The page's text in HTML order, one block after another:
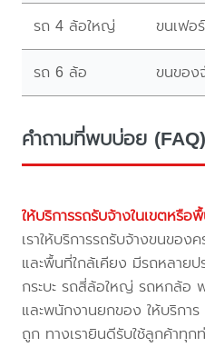
รถ 4 ล้อใหญ่ ขนเฟอ
รถ 6 ล้อ ขนของ
คำถามที่พบบ่อย (FAQ)
ให้บริการรถรับจ้างในเขตหรื
เราให้บริการรถรับจ้างขนขอ
และพื้นที่ใกล้เคียง มีรถหลายป
กระบะ รถสี่ล้อใหญ่ รถหกล้อ
และพนักงานยกของ ให้บริการ
ถูก ทางเรายินดีรับใช้ลูกค้าทุก